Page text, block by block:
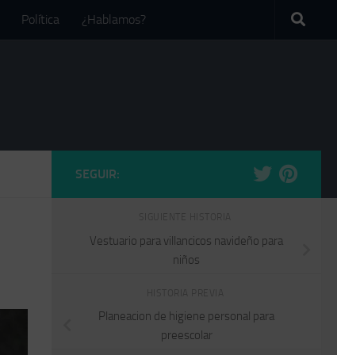
Política ¿Hablamos?
SEGUIR:
Vestuario para villancicos navideño para
niños
Planeacion de higiene personal para
preescolar